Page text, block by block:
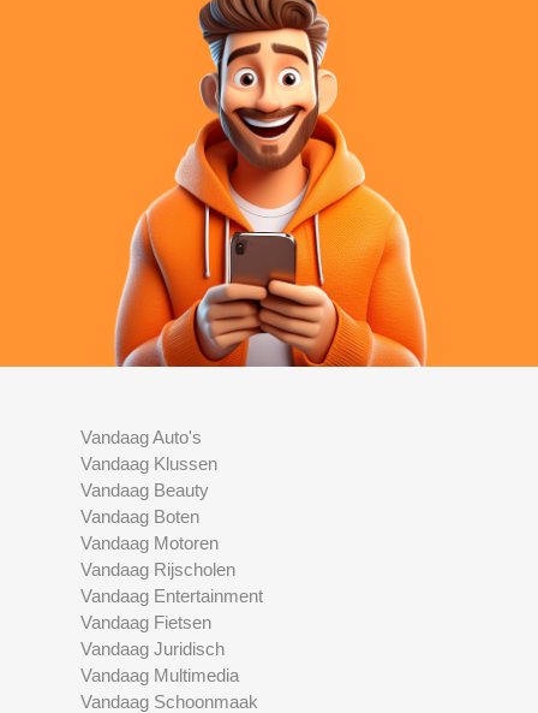
Vandaag Auto's
Vandaag Klussen
Vandaag Beauty
Vandaag Boten
Vandaag Motoren
Vandaag Rijscholen
Vandaag Entertainment
Vandaag Fietsen
Vandaag Juridisch
Vandaag Multimedia
Vandaag Schoonmaak